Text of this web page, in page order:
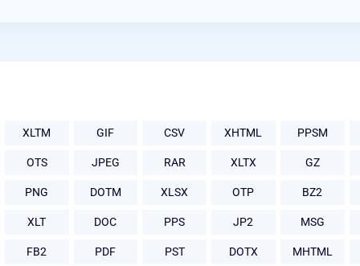
XLTM GIF CSV XHTML PPSM
OTS JPEG RAR XLTX GZ
PNG DOTM XLSX OTP BZ2
XLT DOC PPS JP2 MSG
FB2 PDF PST DOTX MHTML